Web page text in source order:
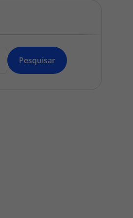
suas viagens, tem ainda ao seu
funcionar todos os dias úteis das
10:00 às 14:00.
Pesquisar